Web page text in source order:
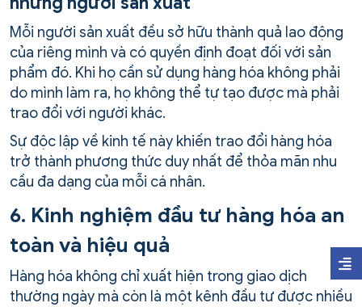
Mỗi người sản xuất đều sở hữu thành quả lao động
của riêng mình và có quyền định đoạt đối với sản
phẩm đó. Khi họ cần sử dụng hàng hóa không phải
do mình làm ra, họ không thể tự tạo được mà phải
trao đổi với người khác.
Sự độc lập về kinh tế này khiến trao đổi hàng hóa
trở thành phương thức duy nhất để thỏa mãn nhu
cầu đa dạng của mỗi cá nhân.
6. Kinh nghiệm đầu tư hàng hóa an
toàn và hiệu quả
Hàng hóa không chỉ xuất hiện trong giao dịch
thường ngày mà còn là một kênh đầu tư được nhiều